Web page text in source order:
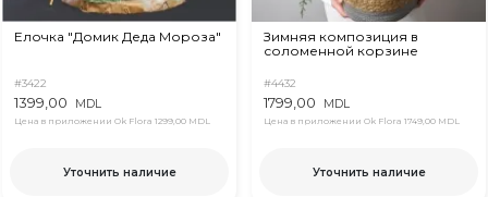
Елочка "Домик Деда Мороза"
#3422
1399,00 MDL
Цена в приложении Ok Flora 1299,00 MDL
Уточнить наличие
Зимняя композиция в
соломенной корзине
#4432
1799,00 MDL
Цена в приложении Ok Flora 1749,00 MDL
Уточнить наличие